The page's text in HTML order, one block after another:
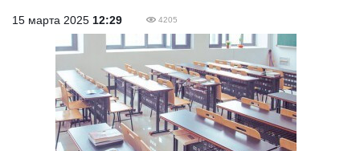
15 марта 2025 12:29 4205